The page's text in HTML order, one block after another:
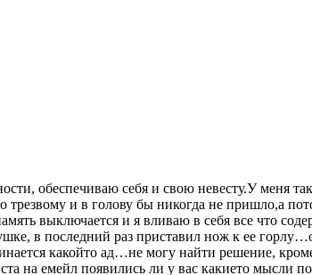
обеспечиваю себя и свою невесту.У меня
и в голову бы никогда не пришло,а
выключается и я вливаю в себя все что
в последний раз приставил нож к ее
какойто ад…не могу найти решение,
на емейл появились ли у вас какието мысли